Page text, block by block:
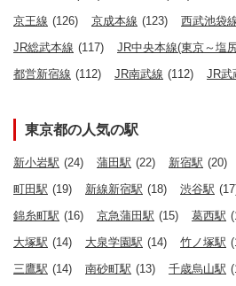
京王線 (126) 京成本線 (123) 西武池袋
JR総武本線 (117) JR中央本線(東京～塩
都営新宿線 (112) JR南武線 (112) JR武
東京都の人気の駅
新小岩駅 (24) 蒲田駅 (22) 新宿駅 (20)
町田駅 (19) 新線新宿駅 (18) 渋谷駅
錦糸町駅 (16) 京急蒲田駅 (15) 葛西駅
大塚駅 (14) 大泉学園駅 (14) 竹ノ塚駅
三鷹駅 (14) 南砂町駅 (13) 千歳烏山駅